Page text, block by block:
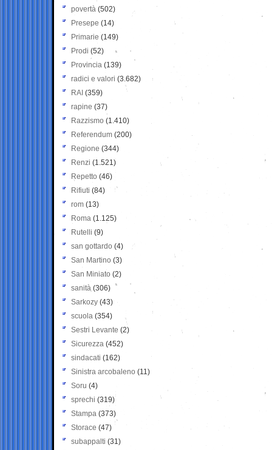
povertà (502)
Presepe (14)
Primarie (149)
Prodi (52)
Provincia (139)
radici e valori (3.682)
RAI (359)
rapine (37)
Razzismo (1.410)
Referendum (200)
Regione (344)
Renzi (1.521)
Repetto (46)
Rifiuti (84)
rom (13)
Roma (1.125)
Rutelli (9)
san gottardo (4)
San Martino (3)
San Miniato (2)
sanità (306)
Sarkozy (43)
scuola (354)
Sestri Levante (2)
Sicurezza (452)
sindacati (162)
Sinistra arcobaleno (11)
Soru (4)
sprechi (319)
Stampa (373)
Storace (47)
subappalti (31)